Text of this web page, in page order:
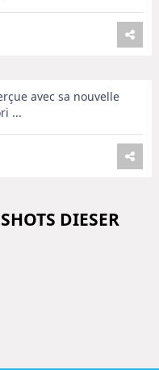
avec sa nouvelle
...
DIESER